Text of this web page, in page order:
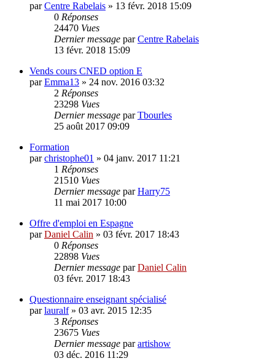
parCentre Rabelais » 13 févr. 2018 15:09
0 Réponses
24470 Vues
Dernier message parCentre Rabelais
13 févr. 2018 15:09
Vends cours CNED option E
parEmma13 » 24 nov. 2016 03:32
2 Réponses
23298 Vues
Dernier message parTbourles
25 août 2017 09:09
Formation
parchristophe01 » 04 janv. 2017 11:21
1 Réponses
21510 Vues
Dernier message parHarry75
11 mai 2017 10:00
Offre d'emploi en Espagne
parDaniel Calin » 03 févr. 2017 18:43
0 Réponses
22898 Vues
Dernier message parDaniel Calin
03 févr. 2017 18:43
Questionnaire enseignant spécialisé
parlauralf» 03 avr. 2015 12:35
3 Réponses
23675 Vues
Dernier message parartishow
03 déc. 2016 11:29